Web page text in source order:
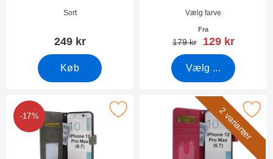
Varenr 53487Sort
249 kr
Køb
Varenr 44797Vælg farve
Fra
pris
179 kr pris
129 kr
Vælg ...
-17%
flower Standcase Wallet iPhone 12 Pro Max (6.7) som favorit
2 varianter
Marker new Standcase Wallet